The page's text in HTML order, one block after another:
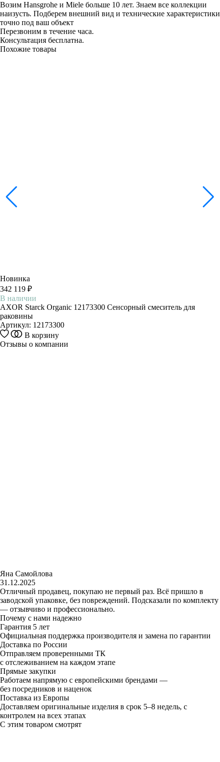
Возим Hansgrohe и Miele больше 10 лет. Знаем все коллекции
наизусть. Подберем внешний вид и технические характеристики
точно под ваш объект
Перезвоним в течение часа.
Консультация бесплатна.
Похожие товары
Новинка
342 119 ₽
В наличии
AXOR Starck Organic 12173300 Сенсорный смеситель для
раковины
Артикул: 12173300
В корзину
Отзывы о компании
Яна Самойлова
31.12.2025
Отличный продавец, покупаю не первый раз. Всё пришло в
заводской упаковке, без повреждений. Подсказали по комплекту
— отзывчиво и профессионально.
Почему с нами надежно
Гарантия 5 лет
Официальная поддержка производителя и замена по гарантии
Доставка по России
Отправляем проверенными ТК
с отслеживанием на каждом этапе
Прямые закупки
Работаем напрямую с европейскими брендами —
без посредников и наценок
Поставка из Европы
Доставляем оригинальные изделия в срок 5–8 недель, с
контролем на всех этапах
С этим товаром смотрят